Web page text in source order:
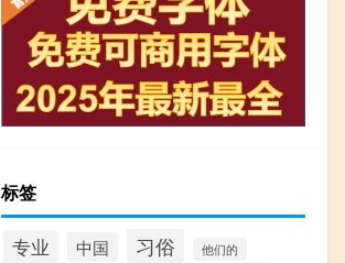
标签
专业 中国 习俗 他们的